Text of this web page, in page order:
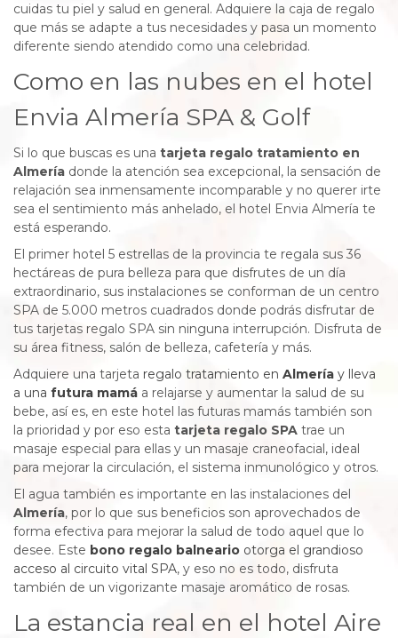
cuidas tu piel y salud en general. Adquiere la caja de regalo
que más se adapte a tus necesidades y pasa un momento
diferente siendo atendido como una celebridad.
Como en las nubes en el hotel
Envia Almería SPA & Golf
Si lo que buscas es una tarjeta regalo tratamiento en
Almería donde la atención sea excepcional, la sensación de
relajación sea inmensamente incomparable y no querer irte
sea el sentimiento más anhelado, el hotel Envia Almería te
está esperando.
El primer hotel 5 estrellas de la provincia te regala sus 36
hectáreas de pura belleza para que disfrutes de un día
extraordinario, sus instalaciones se conforman de un centro
SPA de 5.000 metros cuadrados donde podrás disfrutar de
tus tarjetas regalo SPA sin ninguna interrupción. Disfruta de
su área fitness, salón de belleza, cafetería y más.
Adquiere una tarjeta regalo tratamiento en Almería y lleva
a una futura mamá a relajarse y aumentar la salud de su
bebe, así es, en este hotel las futuras mamás también son
la prioridad y por eso esta tarjeta regalo SPA trae un
masaje especial para ellas y un masaje craneofacial, ideal
para mejorar la circulación, el sistema inmunológico y otros.
El agua también es importante en las instalaciones del
Almería, por lo que sus beneficios son aprovechados de
forma efectiva para mejorar la salud de todo aquel que lo
desee. Este bono regalo balneario otorga el grandioso
acceso al circuito vital SPA, y eso no es todo, disfruta
también de un vigorizante masaje aromático de rosas.
La estancia real en el hotel Aire